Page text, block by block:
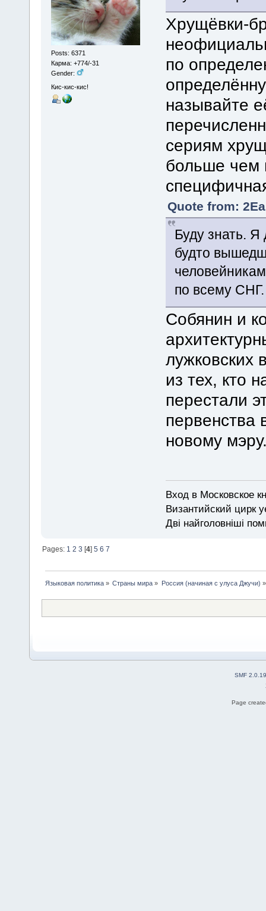
Posts: 6371
Карма: +774/-31
Gender:
Кис-кис-кис!
Хрущёвки-
по
называйте
сериям
больше чем
Quote from:
Буду знать.
будто
по всему СНГ.
Собянин и
лужковских
из тех, кто
перестали
первенства
новому
Вход в Московское
Византийский цирк
Дві найголовніші
Pages: 1 2 3 [4]5 6 7
Языковая политика» Страны мира » Россия (начиная с улуса Джучи) »
SMF 2.0.19
Page